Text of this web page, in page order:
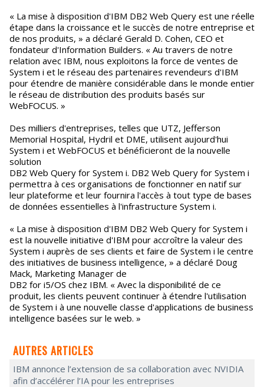
« La mise à disposition d'IBM DB2 Web Query est une réelle
étape dans la croissance et le succès de notre entreprise et
de nos produits, » a déclaré Gerald D. Cohen, CEO et
fondateur d'Information Builders. « Au travers de notre
relation avec IBM, nous exploitons la force de ventes de
System i et le réseau des partenaires revendeurs d'IBM
pour étendre de manière considérable dans le monde entier
le réseau de distribution des produits basés sur
WebFOCUS. »
Des milliers d'entreprises, telles que UTZ, Jefferson
Memorial Hospital, Hydril et DME, utilisent aujourd'hui
System i et WebFOCUS et bénéficieront de la nouvelle
solution
DB2 Web Query for System i. DB2 Web Query for System i
permettra à ces organisations de fonctionner en natif sur
leur plateforme et leur fournira l'accès à tout type de bases
de données essentielles à l'infrastructure System i.
« La mise à disposition d'IBM DB2 Web Query for System i
est la nouvelle initiative d'IBM pour accroître la valeur des
System i auprès de ses clients et faire de System i le centre
des initiatives de business intelligence, » a déclaré Doug
Mack, Marketing Manager de
DB2 for i5/OS chez IBM. « Avec la disponibilité de ce
produit, les clients peuvent continuer à étendre l'utilisation
de System i à une nouvelle classe d'applications de business
intelligence basées sur le web. »
AUTRES ARTICLES
IBM annonce l’extension de sa collaboration avec NVIDIA
afin d’accélérer l’IA pour les entreprises